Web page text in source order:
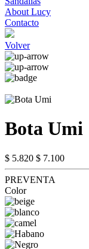
About Lucy
Contacto
Volver
Bota Umi
$ 5.820 $ 7.100
PREVENTA
Color